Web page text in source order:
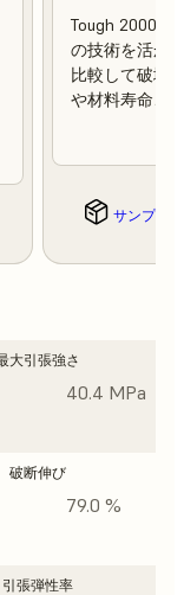
Tough 2000レ
の技術を活か
比較して破壊
や材料寿命、
サンプル
大引張強さ
40.4 MPa
破断伸び
79.0 %
引張弾性率